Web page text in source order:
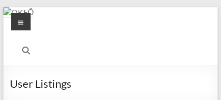
Skip
content
OKFŐ
Menu
User Listings